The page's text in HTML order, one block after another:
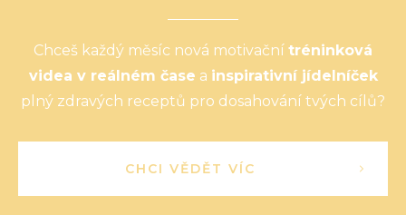
Chceš každý měsíc nová motivační tréninková
videa v reálném čase a inspirativní jídelníček
plný zdravých receptů pro dosahování tvých cílů?
CHCI VĚDĚT VÍC